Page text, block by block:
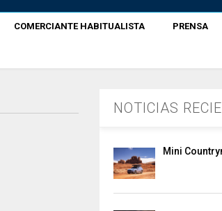
COMERCIANTE HABITUALISTA PRENSA
NOTICIAS
Mini